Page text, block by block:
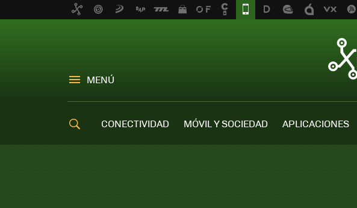
MENÚ
CONECTIVIDAD MÓVIL Y SOCIEDAD APLICACIONES